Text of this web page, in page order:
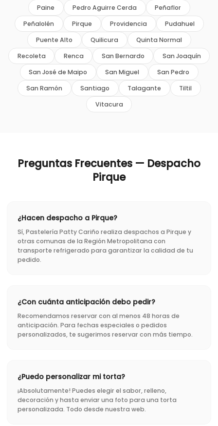
Paine Pedro Aguirre Cerda
Peñaflor
Peñalolén
Pirque Providencia
Pudahuel
Puente Alto
Quilicura
Quinta Normal
Recoleta
Renca San Bernardo
San Joaquín
San José de Maipo
San Miguel
San Pedro
San Ramón
Santiago Talagante
Tiltil
Vitacura
Preguntas Frecuentes — Despacho
Pirque
¿Hacen despacho a Pirque?
Sí, Pastelería Patty Cariño realiza despachos a Pirque y
otras comunas de la Región Metropolitana con
transporte refrigerado para garantizar la calidad de tu
pedido.
¿Con cuánta anticipación debo pedir?
Recomendamos reservar con al menos 48 horas de
anticipación. Para fechas especiales o pedidos
personalizados, te sugerimos reservar con más tiempo.
¿Puedo personalizar mi torta?
¡Absolutamente! Puedes elegir el sabor, relleno,
decoración y hasta enviar una foto para una torta
personalizada. Todo desde nuestra web.